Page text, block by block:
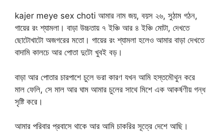
kajer meye sex choti আমার নাম জয়, বয়স ২৬, সুঠাম গঠন,
গায়ের রং শ্যামলা। বাড়া উচ্চতায় ৭ ইঞ্চি আর ৪ ইঞ্চি মোটা, দেখতে
ছোটোখাটো অজগরের মতো। গায়ের রং শ্যামলা হলেও আমার বাড়া দেখতে
বাদামি কালচে আর পোতা দুটো খুবই বড়।
বাড়া আর পোতার চারপাশে চুলে ভরা কারণ যখন আমি হস্তমৌথুন করে
মাল ফেলি, সে মাল আর ঘাম আমার চুলের সাথে মিশে এক আকর্ষণীয় গন্ধ
সৃষ্টি করে।
আমার পরিবার প্রবাসে থাকে আর আমি চাকরির সূত্রে দেশে আছি।